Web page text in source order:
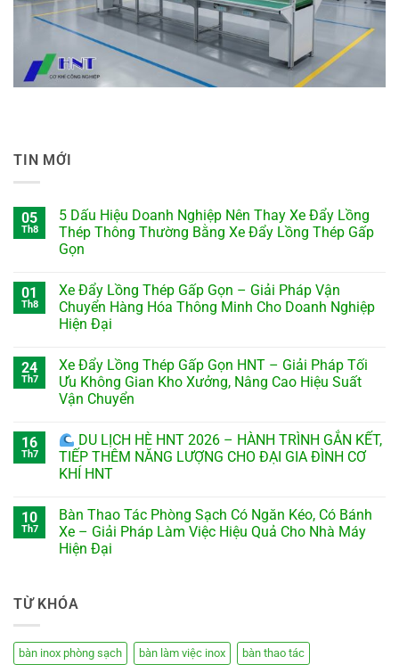
TIN MỚI
05
Th8
5 Dấu Hiệu Doanh Nghiệp Nên Thay Xe Đẩy Lồng
Thép Thông Thường Bằng Xe Đẩy Lồng Thép Gấp
Gọn
01
Th8
Xe Đẩy Lồng Thép Gấp Gọn – Giải Pháp Vận
Chuyển Hàng Hóa Thông Minh Cho Doanh Nghiệp
Hiện Đại
24
Th7
Xe Đẩy Lồng Thép Gấp Gọn HNT – Giải Pháp Tối
Ưu Không Gian Kho Xưởng, Nâng Cao Hiệu Suất
Vận Chuyển
16
Th7
DU LỊCH HÈ HNT 2026 – HÀNH TRÌNH GẮN KẾT,
TIẾP THÊM NĂNG LƯỢNG CHO ĐẠI GIA ĐÌNH CƠ
KHÍ HNT
10
Th7
Bàn Thao Tác Phòng Sạch Có Ngăn Kéo, Có Bánh
Xe – Giải Pháp Làm Việc Hiệu Quả Cho Nhà Máy
Hiện Đại
TỪ KHÓA
bàn inox phòng sạch bàn làm việc inox bàn thao tác